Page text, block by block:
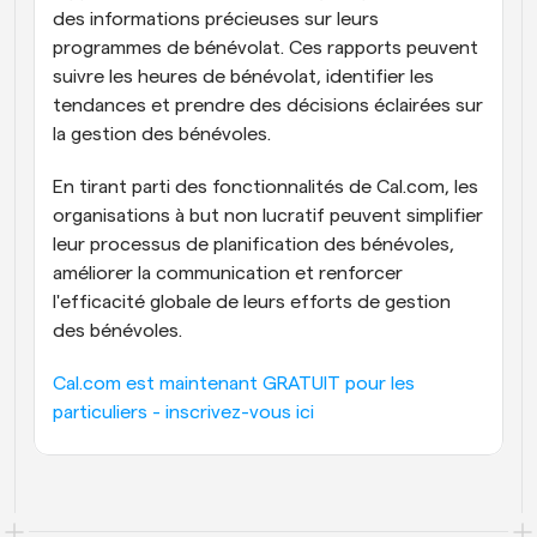
des informations précieuses sur leurs
programmes de bénévolat. Ces rapports peuvent
suivre les heures de bénévolat, identifier les
tendances et prendre des décisions éclairées sur
la gestion des bénévoles.
En tirant parti des fonctionnalités de Cal.com, les
organisations à but non lucratif peuvent simplifier
leur processus de planification des bénévoles,
améliorer la communication et renforcer
l'efficacité globale de leurs efforts de gestion
des bénévoles.
Cal.com est maintenant GRATUIT pour les
particuliers - inscrivez-vous ici